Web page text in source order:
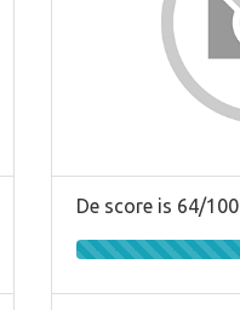
De score is 64/100